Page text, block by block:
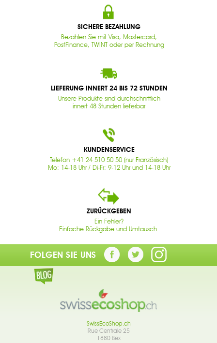
SICHERE BEZAHLUNG
Bezahlen Sie mit Visa, Mastercard,
PostFinance, TWINT oder per Rechnung
LIEFERUNG INNERT 24 BIS 72 STUNDEN
Unsere Produkte sind durchschnittlich
innert 48 Stunden lieferbar
KUNDENSERVICE
Telefon +41 24 510 50 50 (nur Französisch)
Mo: 14-18 Uhr / Di-Fr: 9-12 Uhr und 14-18 Uhr
ZURÜCKGEBEN
Ein Fehler?
Einfache Rückgabe und Umtausch.
FOLGEN SIE UNS
SwissEcoShop.ch
Rue Centrale 25
1880 Bex